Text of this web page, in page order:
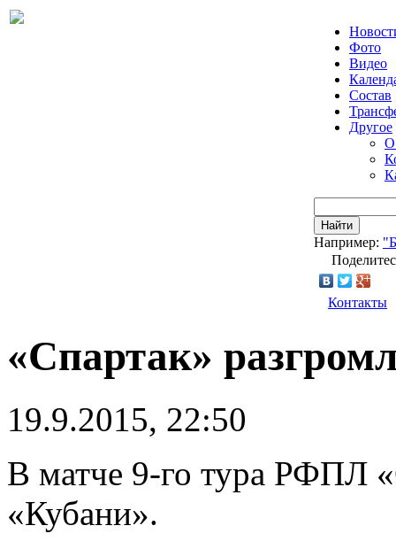
Фото
Видео
Состав
Другое
О
Найти
Например:
Контакты
«Спартак»
19.9.2015, 22:50
В матче 9-го тура РФПЛ
«Кубани».